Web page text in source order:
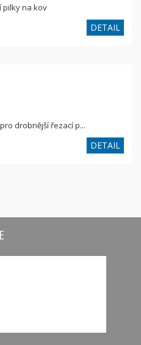
pilky na kov
DETAIL
drobnější řezací p...
DETAIL